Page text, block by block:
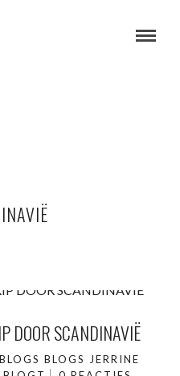
DOOR SCANDINAVIË
BLOGS BLOGS JERRINE